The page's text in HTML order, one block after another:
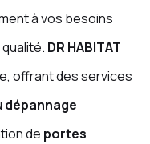
à vos besoins
DR HABITAT
offrant des services
dépannage
de portes